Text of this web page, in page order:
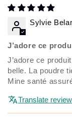
Sylvie
J’adore ce
J’adore ce
belle. La poudre
Mine santé
Translate